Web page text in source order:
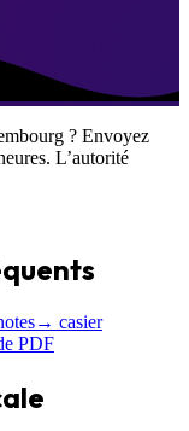
? Envoyez
L’autorité
→ casier
PDF